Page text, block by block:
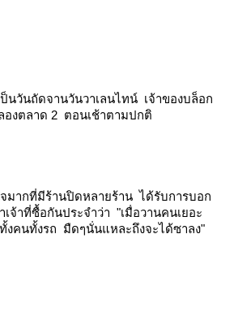
ป็นวันถัดจานวันวาเลนไทน์ เจ้าของบล็อก
องตลาด 2 ตอนเช้าตามปกติ
มากที่มีร้านปิดหลายร้าน ได้รับการบอก
เจ้าที่ซื้อกันประจำว่า "เมื่อวานคนเยอะ
คนทั้งรถ มืดๆนั่นแหละถึงจะได้ซาลง"